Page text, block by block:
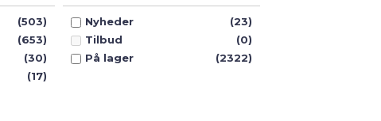
(503)
(653)
(30)
(17)
Nyheder
(23)
Tilbud
(0)
På lager
(2322)